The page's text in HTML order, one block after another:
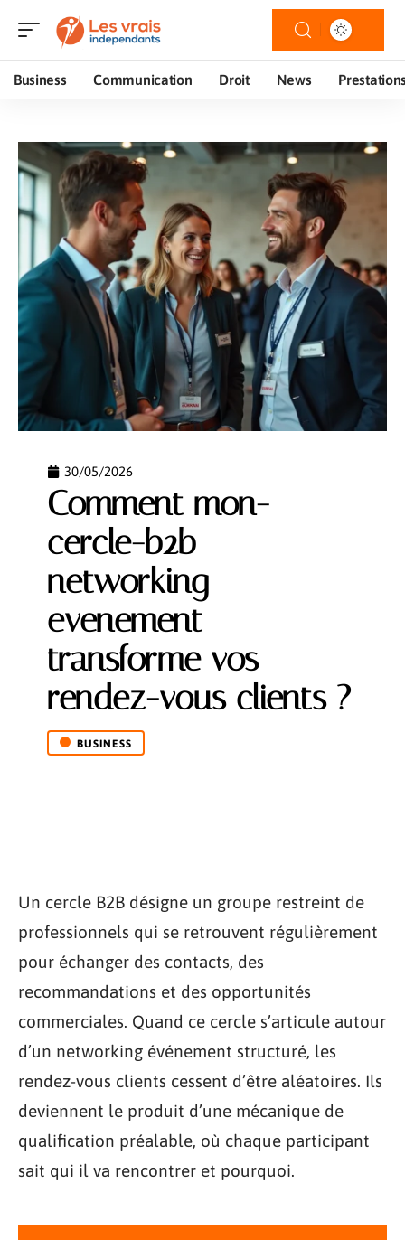
Business Communication Droit News
30/05/2026
Comment mon-
cercle-b2b
networking
evenement
transforme vos
rendez-vous clients ?
BUSINESS
Un cercle B2B désigne un groupe restreint de
professionnels qui se retrouvent régulièrement
pour échanger des contacts, des
recommandations et des opportunités
commerciales. Quand ce cercle s’articule autour
d’un networking événement structuré, les
rendez-vous clients cessent d’être aléatoires. Ils
deviennent le produit d’une mécanique de
qualification préalable, où chaque participant
sait qui il va rencontrer et pourquoi.